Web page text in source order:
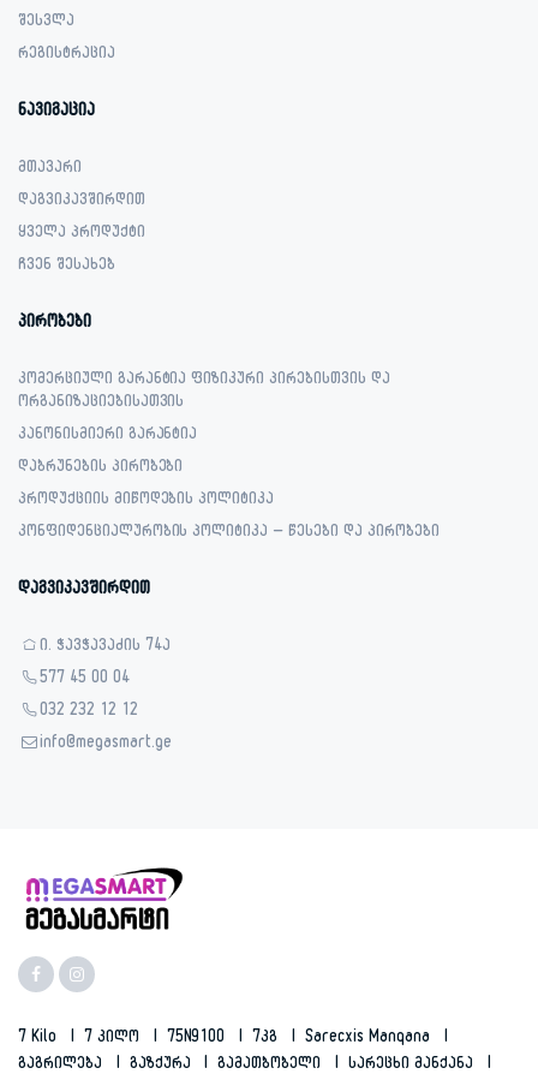
შესვლა
რეგისტრაცია
ნავიგაცია
მთავარი
დაგვიკავშირდით
ყველა პროდუქტი
ჩვენ შესახებ
პირობები
კომერციული გარანტია ფიზიკური პირებისთვის და
ორგანიზაციებისათვის
კანონისმიერი გარანტია
დაბრუნების პირობები
პროდუქციის მიწოდების პოლიტიკა
კონფიდენციალურობის პოლიტიკა – წესები და პირობები
დაგვიკავშირდით
ი. ჭავჭავაძის 74ა
577 45 00 04
032 232 12 12
info@megasmart.ge
7 Kilo 7 Კილო 75N9100 7კგ
Sarecxis Manqana
Გაგრილება
Გაზქურა Გამათბობელი Სარეცხი Მანქანა